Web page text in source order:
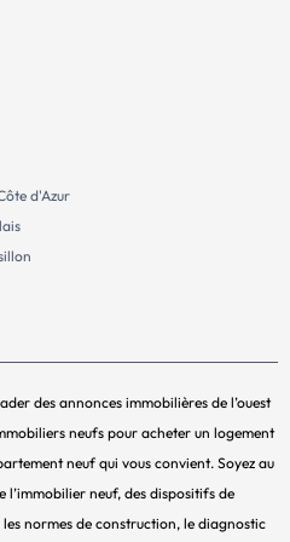
d'Azur
des annonces immobilières de l’ouest
neufs pour acheter un logement
neuf qui vous convient. Soyez au
l’immobilier neuf, des dispositifs de
normes de construction, le diagnostic